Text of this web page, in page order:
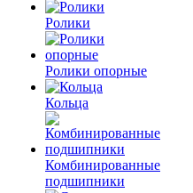
Ролики
Ролики опорные
Кольца
Комбинированные
подшипники